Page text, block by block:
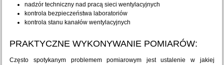
nadzór techniczny nad pracą sieci wentylacyjnych
kontrola bezpieczeństwa laboratoriów
kontrola stanu kanałów wentylacyjnych
PRAKTYCZNE WYKONYWANIE POMIARÓW:
Często spotykanym problemem pomiarowym jest ustalenie w jakiej